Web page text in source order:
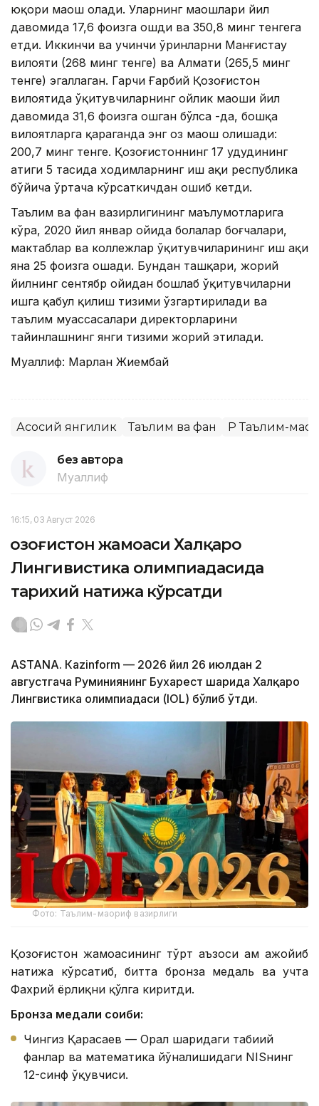
юқори маош олади. Уларнинг маошлари йил
давомида 17,6 фоизга ошди ва 350,8 минг тенгега
етди. Иккинчи ва учинчи ўринларни Манғистау
вилояти (268 минг тенге) ва Алмати (265,5 минг
тенге) эгаллаган. Гарчи Ғарбий Қозоғистон
вилоятида ўқитувчиларнинг ойлик маоши йил
давомида 31,6 фоизга ошган бўлса -да, бошқа
вилоятларга қараганда энг оз маош олишади:
200,7 минг тенге. Қозоғистоннинг 17 ҳудудининг
атиги 5 тасида ходимларнинг иш ҳақи республика
бўйича ўртача кўрсаткичдан ошиб кетди.
Таълим ва фан вазирлигининг маълумотларига
кўра, 2020 йил январ ойида болалар боғчалари,
мактаблар ва коллежлар ўқитувчиларининг иш ҳақи
яна 25 фоизга ошади. Бундан ташқари, жорий
йилнинг сентябр ойидан бошлаб ўқитувчиларни
ишга қабул қилиш тизими ўзгартирилади ва
таълим муассасалари директорларини
тайинлашнинг янги тизими жорий этилади.
Муаллиф: Марлан Жиембай
Асосий янгилик Таълим ва фан ҚР Таълим-
без автора
Муаллиф
16:15, 03 Август 2026
Қозоғистон жамоаси Халқаро
Лингивистика олимпиадасида
тарихий натижа кўрсатди
ASTANА. Кazinform — 2026 йил 26 июлдан 2
августгача Руминиянинг Бухарест шаҳрида Халқаро
Лингвистика олимпиадаси (IOL) бўлиб ўтди.
Фото: Таълим-маориф вазирлиги
Қозоғистон жамоасининг тўрт аъзоси ҳам ажойиб
натижа кўрсатиб, битта бронза медаль ва учта
Фахрий ёрлиқни қўлга киритди.
Бронза медали соҳиби:
Чингиз Қарасаев — Орал шаҳридаги табиий
фанлар ва математика йўналишидаги NISнинг
12-синф ўқувчиси.